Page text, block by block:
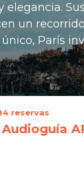
un
París
reservas